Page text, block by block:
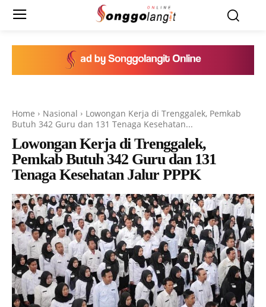
Home Nasional
Lowongan Kerja di Trenggalek, Pemkab
Butuh 342 Guru dan 131 Tenaga Kesehatan...
Lowongan Kerja di Trenggalek,
Pemkab Butuh 342 Guru dan 131
Tenaga Kesehatan Jalur PPPK